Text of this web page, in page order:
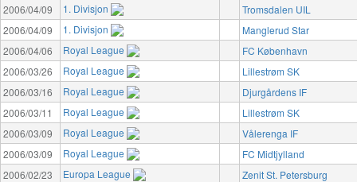
2006/04/09
1. Divisjon
Tromsdalen UIL
2006/04/09
1. Divisjon
Manglerud Star
2006/04/06
Royal League
FC København
2006/03/26
Royal League
Lillestrøm SK
2006/03/16
Royal League
Djurgårdens IF
2006/03/11
Royal League
Lillestrøm SK
2006/03/09
Royal League
Vålerenga IF
2006/03/09
Royal League
FC Midtjylland
2006/02/23
Europa League
Zenit St. Petersburg